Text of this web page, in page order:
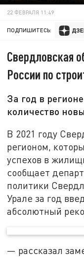
22 ФЕВРАЛЯ 11:49
ПОДПИШИТЕСЬ:
Свердловская
России по
За год в
количество
В 2021 году
регионом,
успехов в
сообщает
политики
Урале за год
абсолютный
— рассказал